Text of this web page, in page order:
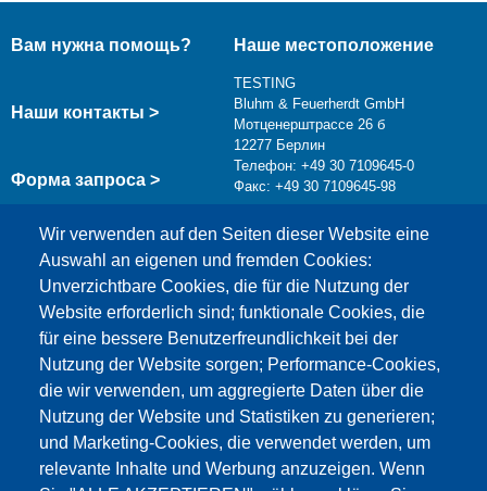
Wir verwenden auf den Seiten dieser Website eine
Auswahl an eigenen und fremden Cookies:
Unverzichtbare Cookies, die für die Nutzung der
Website erforderlich sind; funktionale Cookies, die
für eine bessere Benutzerfreundlichkeit bei der
Nutzung der Website sorgen; Performance-Cookies,
die wir verwenden, um aggregierte Daten über die
Nutzung der Website und Statistiken zu generieren;
und Marketing-Cookies, die verwendet werden, um
relevante Inhalte und Werbung anzuzeigen. Wenn
Вам нужна помощь?
Наши контакты >
Форма запроса >
Наше местоположение
TESTING
Bluhm & Feuerherdt GmbH
Мотценерштрассе 26 б
12277 Берлин
Телефон: +49 30 7109645-0
Факс: +49 30 7109645-98
info@testing.de
Этот материал заблокирован, потому что
файлы cookie Google Maps не были приняты.
НЕОБХОДИМО ПРИНЯТЬ ТОЛЬКО